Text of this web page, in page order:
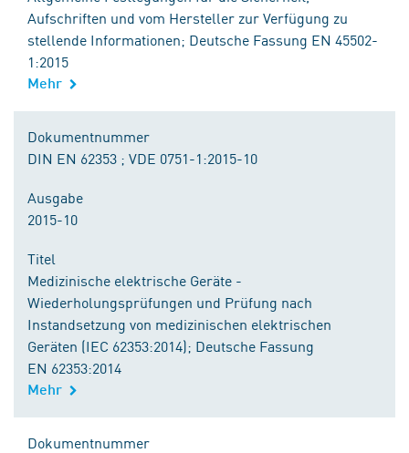
Aufschriften und vom Hersteller zur Verfügung zu
stellende Informationen; Deutsche Fassung EN 45502-
1:2015
Mehr
Dokumentnummer
DIN EN 62353 ; VDE 0751-1:2015-10
Ausgabe
2015-10
Titel
Medizinische elektrische Geräte -
Wiederholungsprüfungen und Prüfung nach
Instandsetzung von medizinischen elektrischen
Geräten (IEC 62353:2014); Deutsche Fassung
EN 62353:2014
Mehr
Dokumentnummer